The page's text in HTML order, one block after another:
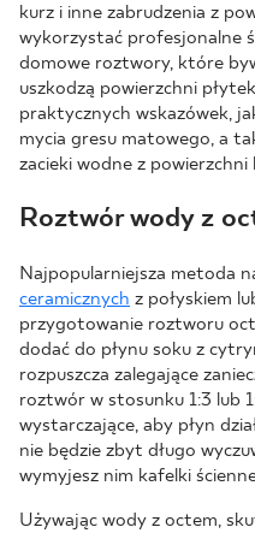
kurz i inne zabrudzenia z
wykorzystać profesjonalne
domowe roztwory, które
uszkodzą powierzchni
praktycznych wskazówek,
mycia gresu matowego, a
zacieki wodne z powierzchni
Roztwór wody z
Najpopularniejsza metoda
ceramicznych z połyskiem
przygotowanie roztworu
dodać do płynu soku z
rozpuszcza zalegające
roztwór w stosunku 1:3 lub
wystarczające, aby płyn
nie będzie zbyt długo
wymyjesz nim kafelki
Używając wody z octem,